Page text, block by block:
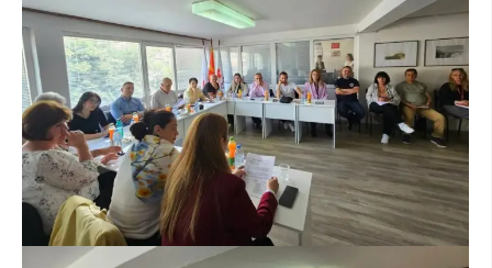
КАКО ДА ДОНИРАТЕ
ПОДГОТВЕНОСТ И ДЕЈСТВО ПРИ КАТАСТРОФИ
ТИМОВИ НА ООЦК
СПАСИТЕЛНА СТАНИЦА ВОДНО
ПРОЕКТИ – ПОДГОТВЕНОСТ И ДЕЈСТВУВАЊЕ ПРИ КАТАСТРОФИ
ОДНОСИ СО ЈАВНОСТ
ИСТРАЖУВАЊЕ НА ЈАВНО МИСЛЕЊЕ